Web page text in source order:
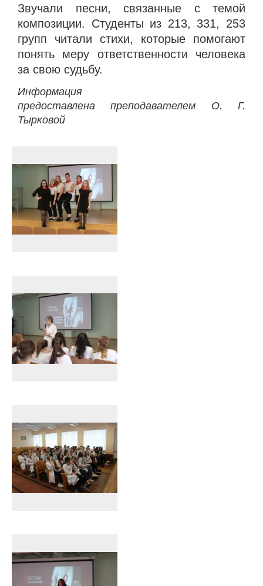
Звучали песни, связанные с темой
композиции. Студенты из 213, 331, 253
групп читали стихи, которые помогают
понять меру ответственности человека
за свою судьбу.
Информация
предоставлена преподавателем О. Г.
Тырковой